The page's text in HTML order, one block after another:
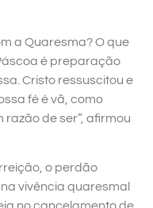
a Quaresma? O que
é preparação
Cristo ressuscitou e
fé é vã, como
razão de ser”, afirmou
o perdão
vivência quaresmal